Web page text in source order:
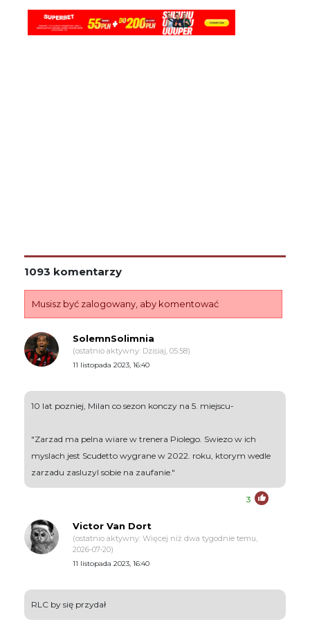
1093 komentarzy
Musisz być zalogowany, aby komentować
SolemnSolimnia
(ostatnio aktywny: Dzisiaj, 05:58)
11 listopada 2023, 16:40
10 lat pozniej, Milan co sezon konczy na 5. miejscu-
"Zarzad ma pelna wiare w trenera Piolego. Swiezo w ich
myslach jest Scudetto wygrane w 2022. roku, ktorym wedle
zarzadu zasluzyl sobie na zaufanie."
3
Victor Van Dort
(ostatnio aktywny: Więcej niż dwa tygodnie temu,
2026-07-20)
11 listopada 2023, 16:40
RLC by się przydał